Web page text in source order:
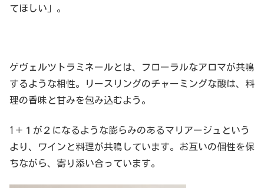
てほしい」。
ゲヴェルツトラミネールとは、フローラルなアロマが共鳴
するような相性。リースリングのチャーミングな酸は、料
理の香味と甘みを包み込むよう。
1＋１が２になるような膨らみのあるマリアージュという
より、ワインと料理が共鳴しています。お互いの個性を保
ちながら、寄り添い合っています。